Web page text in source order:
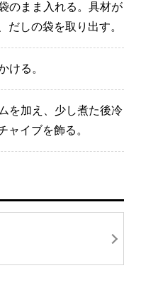
のまま入れる。具材が
だしの袋を取り出す。
ける。
を加え、少し煮た後冷
ャイブを飾る。